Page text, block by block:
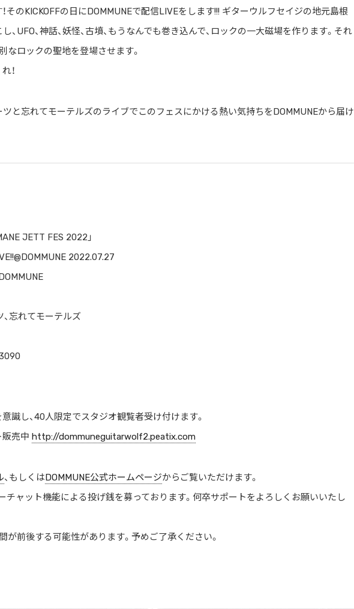
そのKICKOFFの日にDOMMUNEで配信LIVEをします!!! ギターウルフセイジの地元島根
、UFO、神話、妖怪、古墳、もうなんでも巻き込んで、ロックの一大磁場を作ります。それ
なロックの聖地を登場させます。
！
と忘れてモーテルズのライブでこのフェスにかける熱い気持ちをDOMMUNEから届け
JETT FES 2022」
2022.07.27
、忘れてモーテルズ
識し、40人限定でスタジオ観覧者受け付けます。
売中 http://dommuneguitarwolf2.peatix.com
、もしくはDOMMUNE公式ホームページからご覧いただけます。
チャット機能による投げ銭を募っております。何卒サポートをよろしくお願いいたし
が前後する可能性があります。予めご了承ください。